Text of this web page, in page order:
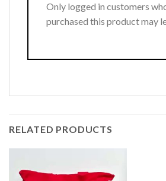
Only logged in customers
purchased this product may
RELATED PRODUCTS